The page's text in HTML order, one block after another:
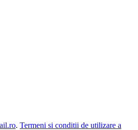
. Termeni si conditii de utilizare a